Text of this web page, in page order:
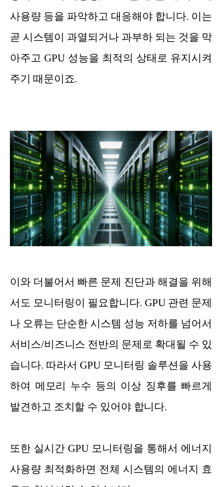
사용량 등을 파악하고 대응해야 합니다. 이는
곧 시스템이 과열되거나 과부하 되는 것을 막
아주고 GPU 성능을 최적의 상태로 유지시켜
주기 때문이죠.
이와 더불어서 빠른 문제 진단과 해결을 위해
서도 모니터링이 필요합니다. GPU 관련 문제
나 오류는 단순한 시스템 성능 저하를 넘어서
서비스/비즈니스 전반의 문제로 확대될 수 있
습니다. 따라서 GPU 모니터링 솔루션을 사용
하여 메모리 누수 등의 이상 징후를 빠르게
발견하고 조치할 수 있어야 합니다.
또한 실시간 GPU 모니터링을 통해서 에너지
사용량 최적화하면 전체 시스템의 에너지 효